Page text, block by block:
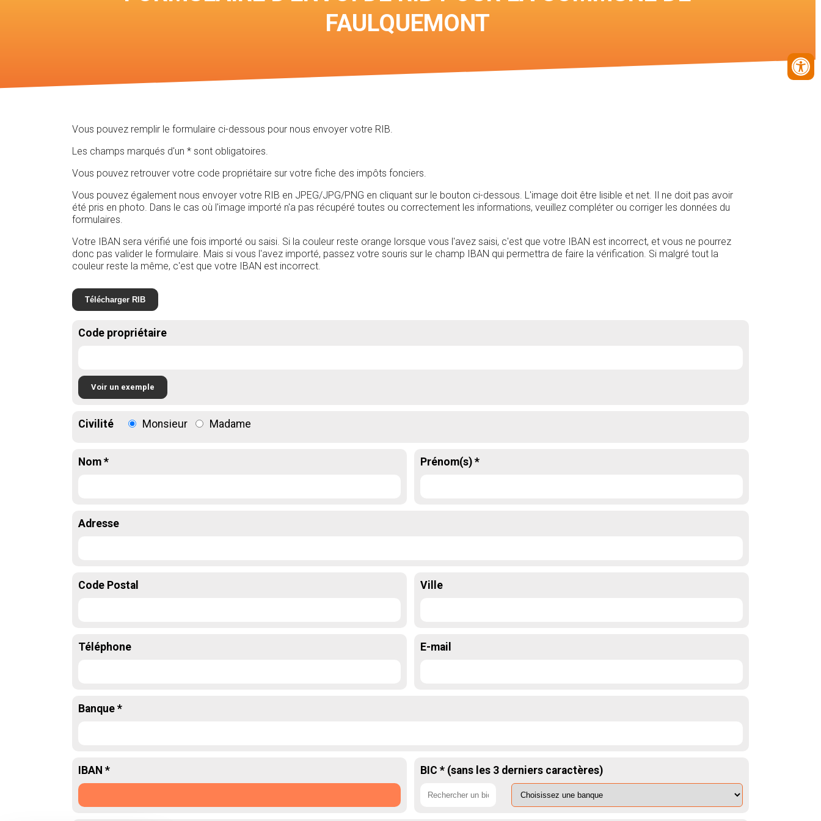
Voir les cartes des
chasses
FAULQUEMONT
Vous pouvez remplir le formulaire ci-dessous pour nous envoyer votre RIB.
Les champs marqués d'un * sont obligatoires.
Vous pouvez retrouver votre code propriétaire sur votre fiche des impôts fonciers.
Vous pouvez également nous envoyer votre RIB en JPEG/JPG/PNG en cliquant sur le bouton ci-dessous. L'image doit être lisible et net. Il ne doit pas avoir
été pris en photo. Dans le cas où l'image importé n'a pas récupéré toutes ou correctement les informations, veuillez compléter ou corriger les données du
formulaires.
Votre IBAN sera vérifié une fois importé ou saisi. Si la couleur reste orange lorsque vous l'avez saisi, c'est que votre IBAN est incorrect, et vous ne pourrez
donc pas valider le formulaire. Mais si vous l'avez importé, passez votre souris sur le champ IBAN qui permettra de faire la vérification. Si malgré tout la
couleur reste la même, c'est que votre IBAN est incorrect.
Télécharger RIB
Code propriétaire
Voir un exemple
Civilité Monsieur Madame
Nom * Prénom(s) *
Adresse
Code Postal Ville
Téléphone E-mail
Banque *
IBAN * BIC * (sans les 3 derniers caractères)